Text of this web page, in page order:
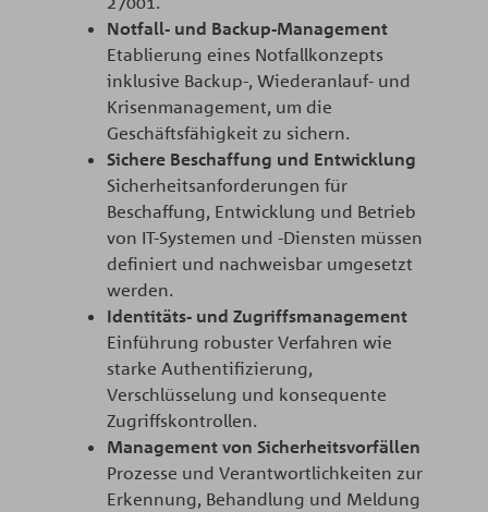
Notfall- und Backup-Management
Etablierung eines Notfallkonzepts
inklusive Backup-, Wiederanlauf- und
Krisenmanagement, um die
Geschäftsfähigkeit zu sichern.​
Sichere Beschaffung und Entwicklung
Sicherheitsanforderungen für
Beschaffung, Entwicklung und Betrieb
von IT-Systemen und -Diensten müssen
definiert und nachweisbar umgesetzt
werden.​
Identitäts- und Zugriffsmanagement
Einführung robuster Verfahren wie
starke Authentifizierung,
Verschlüsselung und konsequente
Zugriffskontrollen.​
Management von Sicherheitsvorfällen
Prozesse und Verantwortlichkeiten zur
Erkennung, Behandlung und Meldung